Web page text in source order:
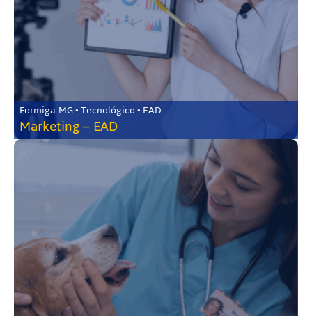
Formiga-MG • Tecnológico • EAD
Marketing – EAD